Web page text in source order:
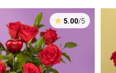
5.00/5